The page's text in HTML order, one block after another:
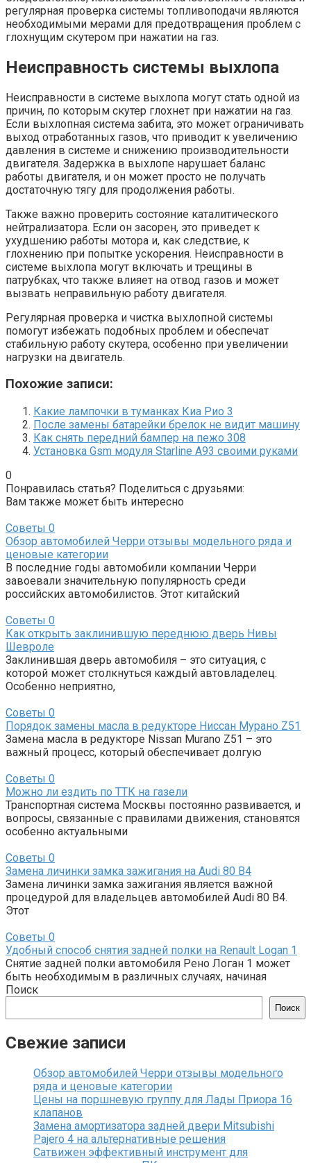
регулярная проверка системы топливоподачи являются
необходимыми мерами для предотвращения проблем с
глохнущим скутером при нажатии на газ.
Неисправность системы выхлопа
Неисправности в системе выхлопа могут стать одной из
причин, по которым скутер глохнет при нажатии на газ.
Если выхлопная система забита, это может ограничивать
выход отработанных газов, что приводит к увеличению
давления в системе и снижению производительности
двигателя. Задержка в выхлопе нарушает баланс
работы двигателя, и он может просто не получать
достаточную тягу для продолжения работы.
Также важно проверить состояние каталитического
нейтрализатора. Если он засорен, это приведет к
ухудшению работы мотора и, как следствие, к
глохнению при попытке ускорения. Неисправности в
системе выхлопа могут включать и трещины в
патрубках, что также влияет на отвод газов и может
вызвать неправильную работу двигателя.
Регулярная проверка и чистка выхлопной системы
помогут избежать подобных проблем и обеспечат
стабильную работу скутера, особенно при увеличении
нагрузки на двигатель.
Похожие записи:
Какие лампочки в туманках Киа Рио 3
После замены батарейки брелок не видит машину
Как снять передний бампер на пежо 308
Установка Gsm модуля Starline A93 своими руками
0
Понравилась статья? Поделиться с друзьями:
Вам также может быть интересно
Советы 0
Обзор автомобилей Черри отзывы модельного ряда и
ценовые категории
В последние годы автомобили компании Черри
завоевали значительную популярность среди
российских автомобилистов. Этот китайский
Советы 0
Как открыть заклинившую переднюю дверь Нивы
Шевроле
Заклинившая дверь автомобиля – это ситуация, с
которой может столкнуться каждый автовладелец.
Особенно неприятно,
Советы 0
Порядок замены масла в редукторе Ниссан Мурано Z51
Замена масла в редукторе Nissan Murano Z51 – это
важный процесс, который обеспечивает долгую
Советы 0
Можно ли ездить по ТТК на газели
Транспортная система Москвы постоянно развивается, и
вопросы, связанные с правилами движения, становятся
особенно актуальными
Советы 0
Замена личинки замка зажигания на Audi 80 B4
Замена личинки замка зажигания является важной
процедурой для владельцев автомобилей Audi 80 B4.
Этот
Советы 0
Удобный способ снятия задней полки на Renault Logan 1
Снятие задней полки автомобиля Рено Логан 1 может
быть необходимым в различных случаях, начиная
Поиск
Поиск
Свежие записи
Обзор автомобилей Черри отзывы модельного
ряда и ценовые категории
Цены на поршневую группу для Лады Приора 16
клапанов
Замена амортизатора задней двери Mitsubishi
Pajero 4 на альтернативные решения
Сатвижен эффективный инструмент для